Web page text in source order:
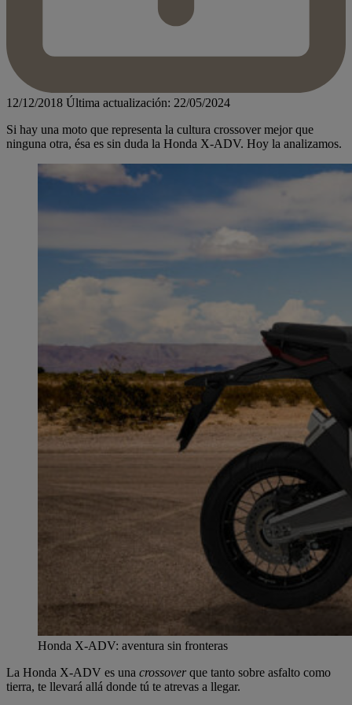
12/12/2018 Última actualización: 22/05/2024
Si hay una moto que representa la cultura crossover mejor que
ninguna otra, ésa es sin duda la Honda X-ADV. Hoy la analizamos.
Honda X-ADV: aventura sin fronteras
La Honda X-ADV es una crossoverque tanto sobre asfalto como
tierra, te llevará allá donde tú te atrevas a llegar.